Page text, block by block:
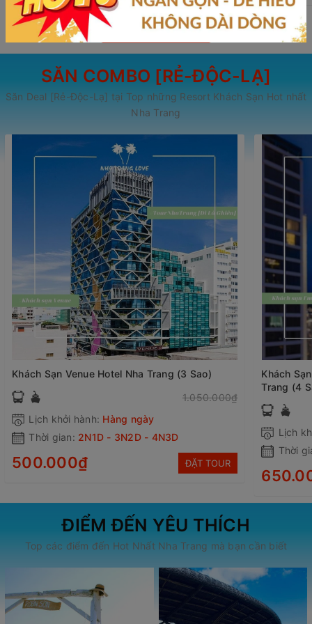
Xem tất cả Tour
SĂN COMBO [RẺ-ĐỘC-LẠ]
Săn Deal [Rẻ-Độc-Lạ] tại Top những Resort Khách Sạn Hot nhất
Nha Trang
Khách Sạn Venue Hotel Nha Trang (3 Sao)
1.050.000₫
Lịch khởi hành: Hàng ngày
Thời gian: 2N1D - 3N2D - 4N3D
500.000₫ ĐẶT TOUR
Khách
Trang (4
Lịch
Thời
ĐIỂM ĐẾN YÊU THÍCH
Top các điểm đến Hot Nhất Nha Trang mà bạn cần biết